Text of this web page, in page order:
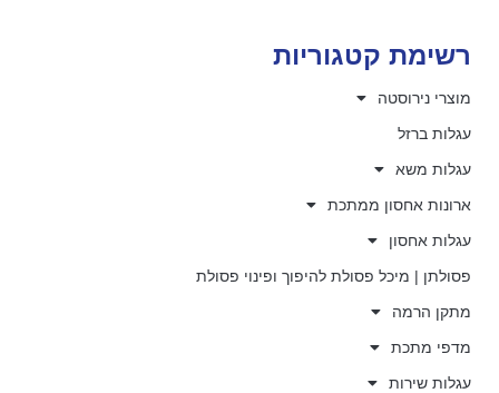
רשימת קטגוריות
מוצרי נירוסטה
עגלות ברזל
עגלות משא
ארונות אחסון ממתכת
עגלות אחסון
פסולתן | מיכל פסולת להיפוך ופינוי פסולת
מתקן הרמה
מדפי מתכת
עגלות שירות